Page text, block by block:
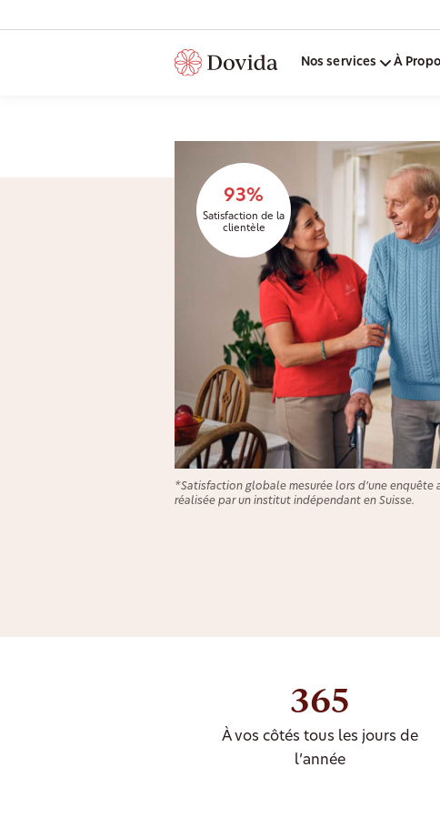
Nos services À
93%
Satisfaction de la
clientèle
*Satisfaction globale mesurée lors d’une enquête
réalisée par un institut indépendant en Suisse.
365
À vos côtés tous les jours de
l’année